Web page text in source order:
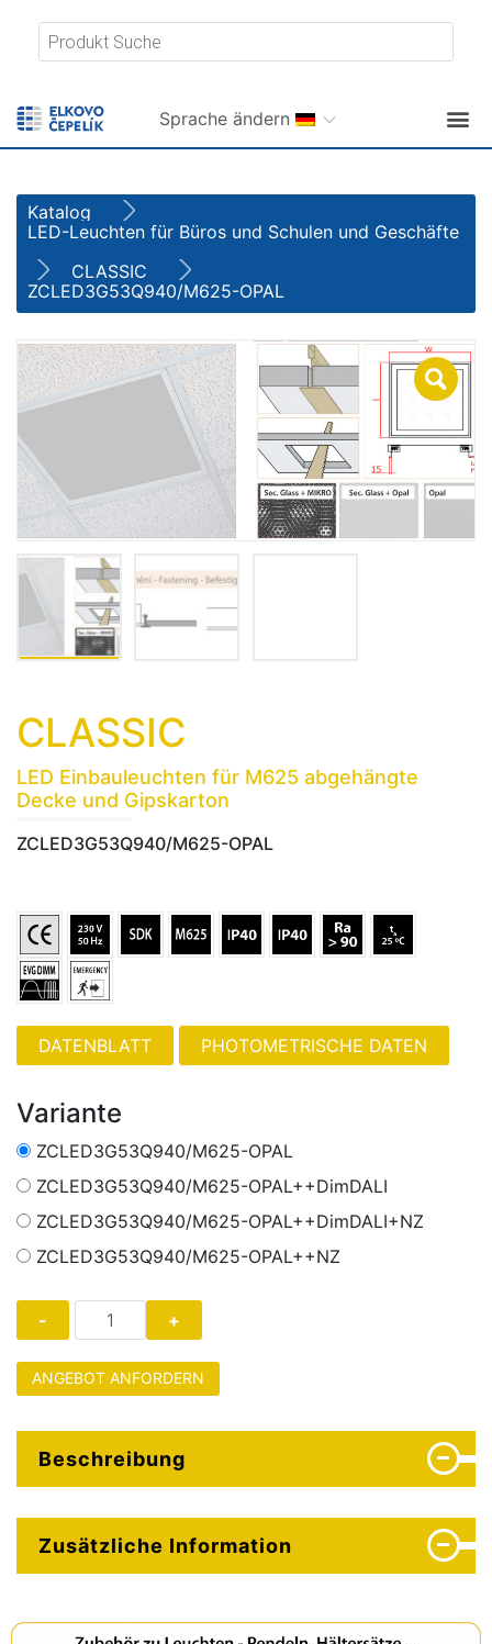
Sprache ändern
Katalog
LED-Leuchten für Büros und Schulen und Geschäfte
CLASSIC
ZCLED3G53Q940/M625-OPAL
CLASSIC
LED Einbauleuchten für M625 abgehängte
Decke und Gipskarton
ZCLED3G53Q940/M625-OPAL
PHOTOMETRISCHE DATEN
Variante
ZCLED3G53Q940/M625-OPAL
ZCLED3G53Q940/M625-OPAL++DimDALI
ZCLED3G53Q940/M625-OPAL++DimDALI+NZ
ZCLED3G53Q940/M625-OPAL++NZ
ANGEBOT ANFORDERN
Beschreibung
Zusätzliche Information